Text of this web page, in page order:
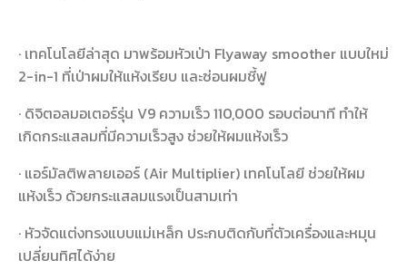
· เทคโนโลยีล่าสุด มาพร้อมหัวเป่า Flyaway smoother แบบใหม่
2-in-1 ที่เป่าผมให้แห้งเรียบ และซ่อนผมชี้ฟู
· ดิจิตอลมอเตอร์รุ่น V9 ความเร็ว 110,000 รอบต่อนาที ทำให้
เกิดกระแสลมที่มีความเร็วสูง ช่วยให้ผมแห้งเร็ว
· แอร์มัลติพลายเออร์ (Air Multiplier) เทคโนโลยี ช่วยให้ผม
แห้งเร็ว ด้วยกระแสลมแรงเป็นสามเท่า
· หัวจัดแต่งทรงแบบแม่เหล็ก ประกบติดกับที่ตัวเครื่องและหมุน
เปลี่ยนทิศได้ง่าย